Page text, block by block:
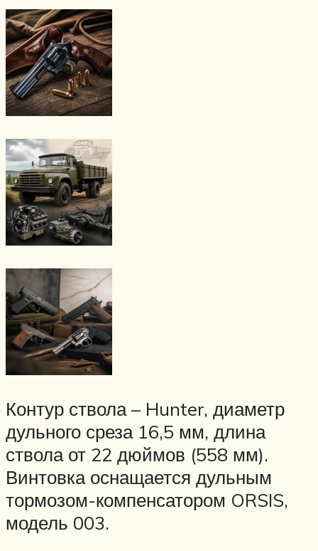
Контур ствола – Hunter, диаметр
дульного среза 16,5 мм, длина
ствола от 22 дюймов (558 мм).
Винтовка оснащается дульным
тормозом-компенсатором ORSIS,
модель 003.